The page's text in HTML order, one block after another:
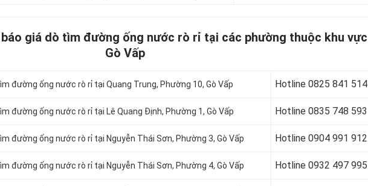
giá dò tìm đường ống nước rò rỉ tại các phường thuộc khu vực
Gò Vấp
đường ống nước rò rỉ tại Quang Trung, Phường 10, Gò Vấp Hotline 0825 841 514
đường ống nước rò rỉ tại Lê Quang Định, Phường 1, Gò Vấp Hotline 0835 748 593
đường ống nước rò rỉ tại Nguyễn Thái Sơn, Phường 3, Gò Vấp Hotline 0904 991 912
đường ống nước rò rỉ tại Nguyễn Thái Sơn, Phường 4, Gò Vấp Hotline 0932 497 995